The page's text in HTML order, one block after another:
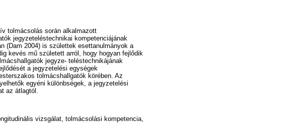
tolmácsolás során alkalmazott
jegyzeteléstechnikai kompetenciájának
(Dam 2004) is születtek esettanulmányok a
kevés mű született arról, hogy hogyan fejlődik
jegyze- teléstechnikájának
a jegyzetelési egységek
tolmácshallgatók körében. Az
egyéni különbségek, a jegyzetelési
az átlagtól.
vizsgálat, tolmácsolási kompetencia,